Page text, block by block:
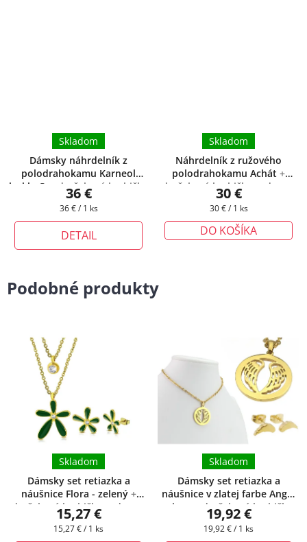
Dámsky náhrdelník z
polodrahokamu Karneol
leskly ®
+ darčeková krabička
zadarmo
Skladom
36 €
Jednotková
36 € / 1 ks
DETAIL
Náhrdelník z ružového
polodrahokamu Achát +
darčeková krabička zadarmo
Skladom
30 €
Jednotková
30 € / 1 ks
DO KOŠÍKA
Podobné produkty
Dámsky set retiazka a
náušnice Flora - zelený +
darčeková krabička zadarmo
Skladom
15,27 €
Jednotková
15,27 € / 1 ks
Dámsky set retiazka a
náušnice v zlatej farbe Angel
wings
+ darčeková krabička
zadarmo
Skladom
19,92 €
Jednotková
19,92 € / 1 ks